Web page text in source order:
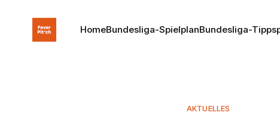
HomeBundesliga-SpielplanBundesliga-
AKTUELLES